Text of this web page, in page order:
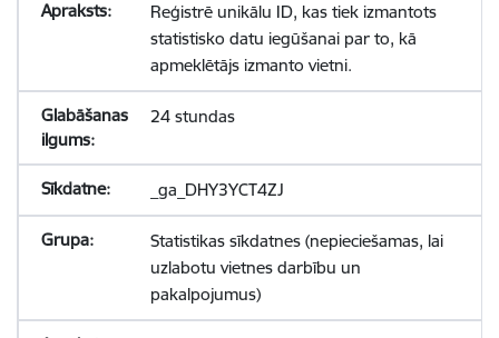
Reģistrē unikālu ID, kas tiek izmantots
statistisko datu iegūšanai par to, kā
apmeklētājs izmanto vietni.
24 stundas
_ga_DHY3YCT4ZJ
Statistikas sīkdatnes (nepieciešamas, lai
uzlabotu vietnes darbību un
pakalpojumus)